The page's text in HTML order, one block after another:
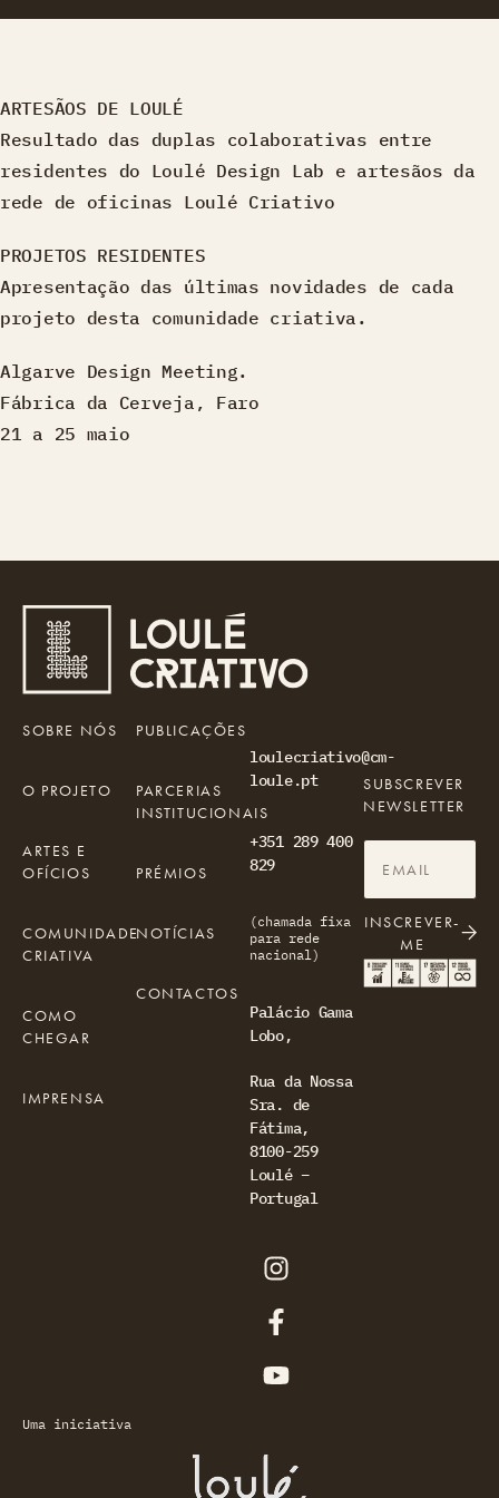
ARTESÃOS DE LOULÉ
Resultado das duplas colaborativas entre
residentes do Loulé Design Lab e artesãos da
rede de oficinas Loulé Criativo
PROJETOS RESIDENTES
Apresentação das últimas novidades de cada
projeto desta comunidade criativa.
Algarve Design Meeting.
Fábrica da Cerveja, Faro
21 a 25 maio
loulecriativo@cm-
loule.pt
+351 289 400
829
(chamada fixa
para rede
nacional)
Palácio Gama
Lobo,
Rua da Nossa
Sra. de
Fátima,
8100-259
Loulé –
Portugal
SOBRE NÓS
O PROJETO
ARTES E
OFÍCIOS
COMUNIDADE
CRIATIVA
COMO
CHEGAR
IMPRENSA
PUBLICAÇÕES
PARCERIAS
INSTITUCIONAIS
PRÉMIOS
NOTÍCIAS
CONTACTOS
SUBSCREVER
NEWSLETTER
INSCREVER-
ME
Uma iniciativa